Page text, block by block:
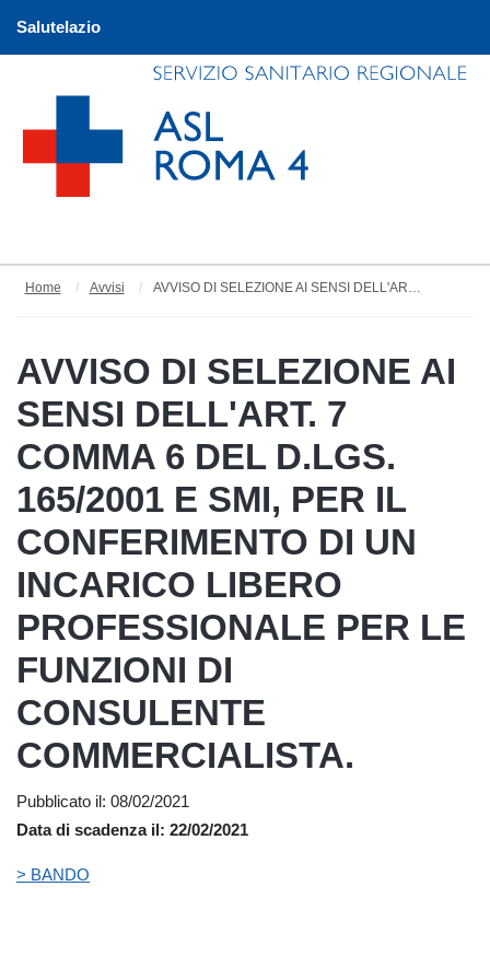
Salutelazio
Home Avvisi AVVISO DI SELEZIONE AI SENSI DELL'ART. 7 COMMA 6 DEL D.LGS. 165/2001 E SMI, PER IL CONFERIMENTO DI UN INCARICO LIBERO PROFESSIONALE PER LE FUNZIONI DI CONSULENTE COMMERCIALISTA
AVVISO DI SELEZIONE AI
SENSI DELL'ART. 7
COMMA 6 DEL D.LGS.
165/2001 E SMI, PER IL
CONFERIMENTO DI UN
INCARICO LIBERO
PROFESSIONALE PER LE
FUNZIONI DI
CONSULENTE
COMMERCIALISTA.
Pubblicato il: 08/02/2021
Data di scadenza il: 22/02/2021
> BANDO